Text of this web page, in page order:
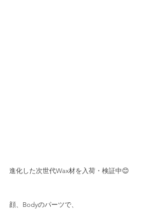
進化した次世代Wax材を入荷・検証中😊﻿
顔、Bodyのパーツで、﻿